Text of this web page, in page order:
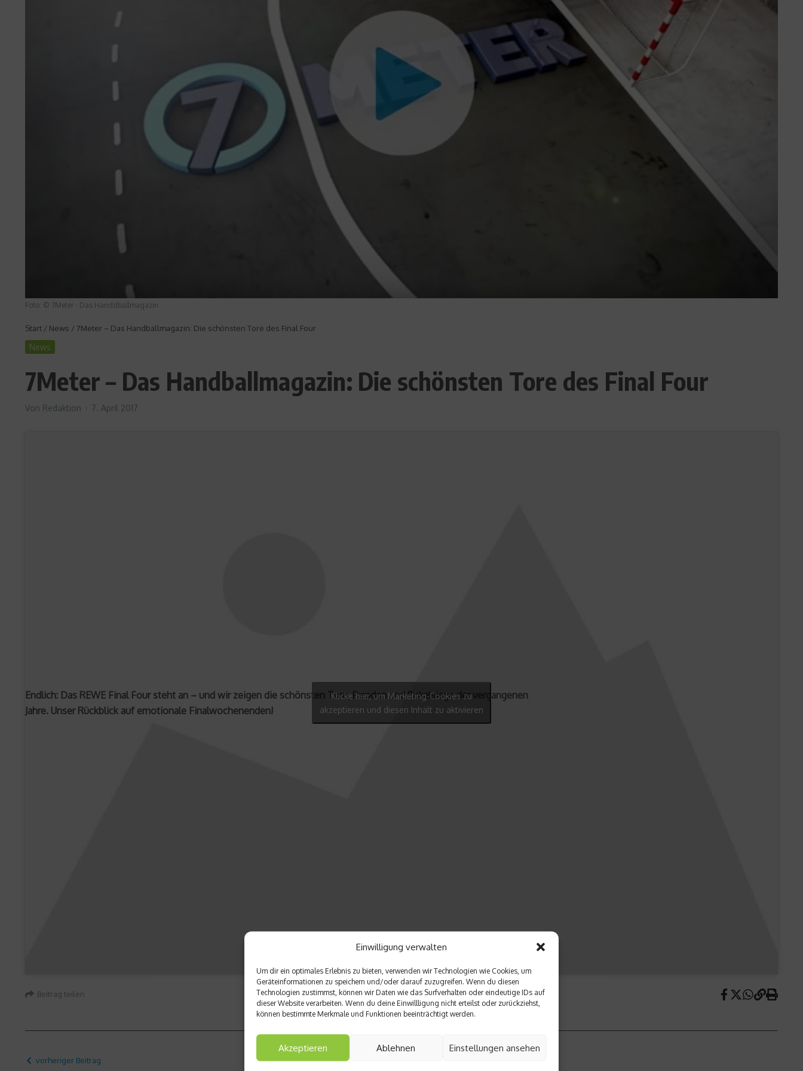
Einwilligung verwalten
Um dir ein optimales Erlebnis zu bieten, verwenden wir Technologien wie Cookies, um
Geräteinformationen zu speichern und/oder darauf zuzugreifen. Wenn du diesen
Technologien zustimmst, können wir Daten wie das Surfverhalten oder eindeutige IDs auf
dieser Website verarbeiten. Wenn du deine Einwillligung nicht erteilst oder zurückziehst,
können bestimmte Merkmale und Funktionen beeinträchtigt werden.
Akzeptieren Ablehnen Einstellungen ansehen
Foto: © 7Meter - Das Handdballmagazin
Start / News / 7Meter – Das Handballmagazin: Die schönsten Tore des Final Four
News
7Meter – Das Handballmagazin: Die schönsten Tore des Final Four
Von Redaktion 7. April 2017
Endlich: Das REWE Final Four steht an – und wir zeigen die schönsten Tore, Paraden und Pokalsiege der vergangenen
Jahre. Unser Rückblick auf emotionale Finalwochenenden!
Klicke hier, um Marketing-Cookies zu
akzeptieren und diesen Inhalt zu aktivieren
Beitrag teilen
vorheriger Beitrag